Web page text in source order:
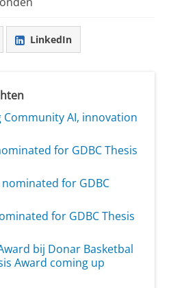
LinkedIn
Community AI, innovation
for GDBC Thesis
for GDBC
for GDBC Thesis
bij Donar Basketbal
Award coming up